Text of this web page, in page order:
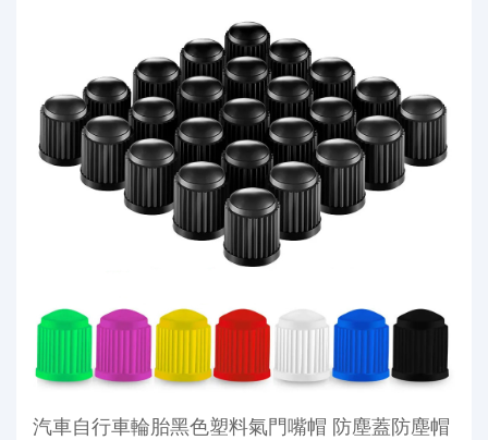
汽車自行車輪胎黑色塑料氣門嘴帽 防塵蓋防塵帽